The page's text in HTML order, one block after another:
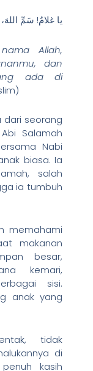
يا غلامُ! سَمِّ
Allah,
dan
ada di
dari seorang
Salamah
Nabi
salah
memahami
makanan
besar,
kemari,
sisi.
anak yang
di
kasih